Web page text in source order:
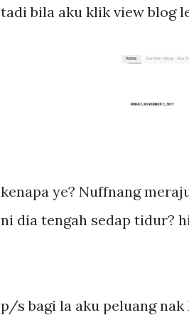
tadi bila aku klik view blog
kenapa ye? Nuffnang
ni dia tengah sedap tidur?
p/s bagi la aku peluang